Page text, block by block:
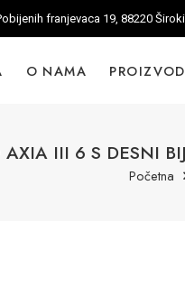
franjevaca 19, 88220
O NAMA
AXIA III 6 S DESNI
Početna